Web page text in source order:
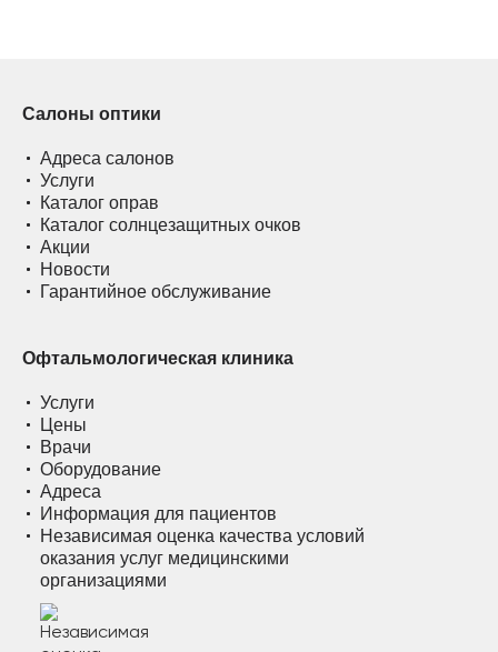
Салоны оптики
Адреса салонов
Услуги
Каталог оправ
Каталог солнцезащитных очков
Акции
Новости
Гарантийное обслуживание
Офтальмологическая клиника
Услуги
Цены
Врачи
Оборудование
Адреса
Информация для пациентов
Независимая оценка качества условий
оказания услуг медицинскими
организациями